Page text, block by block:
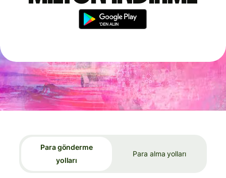
Para gönderme
yolları
Para alma yolları